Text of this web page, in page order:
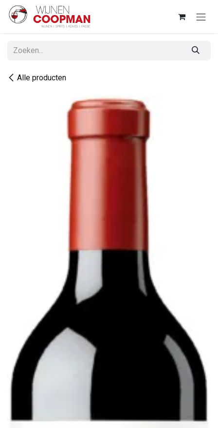
Overslaan naar inhoud
Alle producten